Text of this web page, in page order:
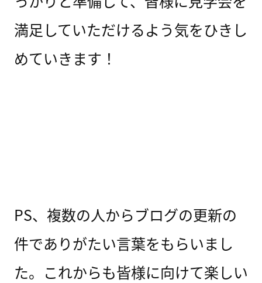
満足していただけるよう気をひきし
めていきます！
PS、複数の人からブログの更新の
件でありがたい言葉をもらいまし
た。これからも皆様に向けて楽しい